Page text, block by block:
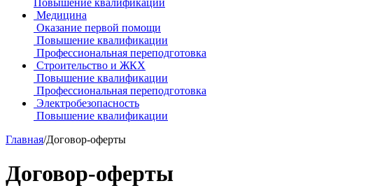
Повышение квалификации
Медицина
Оказание первой помощи
Повышение квалификации
Профессиональная переподготовка
Строительство и ЖКХ
Повышение квалификации
Профессиональная переподготовка
Электробезопасность
Повышение квалификации
Главная/Договор-оферты
Договор-оферты